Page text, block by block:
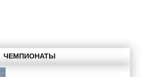
ЧЕМПИОНАТЫ